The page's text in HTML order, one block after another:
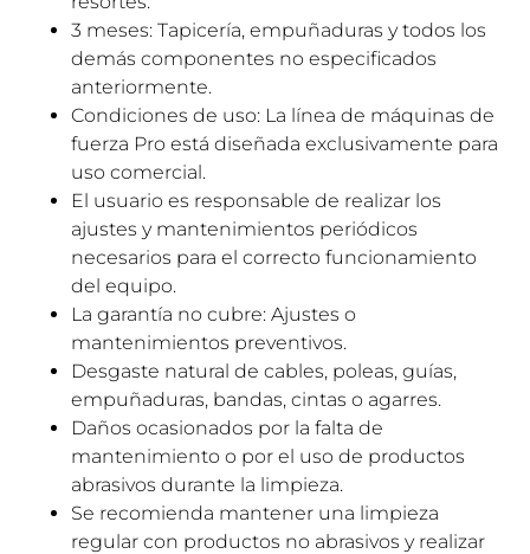
3 meses: Tapicería, empuñaduras y todos los
demás componentes no especificados
anteriormente.
Condiciones de uso: La línea de máquinas de
fuerza Pro está diseñada exclusivamente para
uso comercial.
El usuario es responsable de realizar los
ajustes y mantenimientos periódicos
necesarios para el correcto funcionamiento
del equipo.
La garantía no cubre: Ajustes o
mantenimientos preventivos.
Desgaste natural de cables, poleas, guías,
empuñaduras, bandas, cintas o agarres.
Daños ocasionados por la falta de
mantenimiento o por el uso de productos
abrasivos durante la limpieza.
Se recomienda mantener una limpieza
regular con productos no abrasivos y realizar